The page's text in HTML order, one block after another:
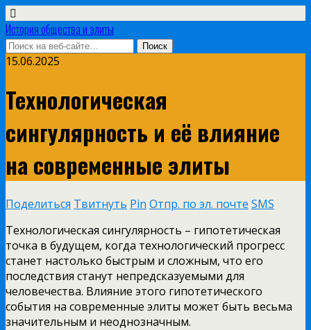
История общества и элиты
15.06.2025
Технологическая
сингулярность и её влияние
на современные элиты
Поделиться Твитнуть Pin Отпр. по эл. почте SMS
Технологическая сингулярность – гипотетическая
точка в будущем, когда технологический прогресс
станет настолько быстрым и сложным, что его
последствия станут непредсказуемыми для
человечества. Влияние этого гипотетического
события на современные элиты может быть весьма
значительным и неоднозначным.